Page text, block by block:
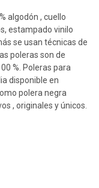
algodón , cuello
estampado vinilo
se usan técnicas de
poleras son de
%. Poleras para
disponible en
polera negra
, originales y únicos.